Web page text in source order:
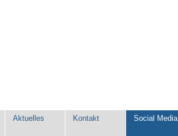
Aktuelles Kontakt Social Media